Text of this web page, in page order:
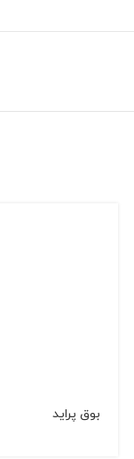
بوق پراید